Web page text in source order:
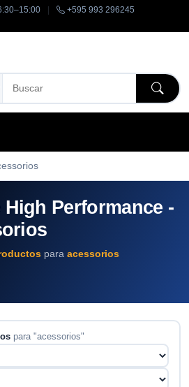
+595 993 296245
High Performance -
para acessorios
para "acessorios"